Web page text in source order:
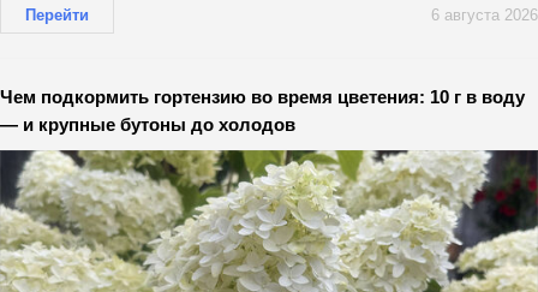
Перейти 6 августа 2026
Чем подкормить гортензию во время цветения: 10 г в воду
— и крупные бутоны до холодов